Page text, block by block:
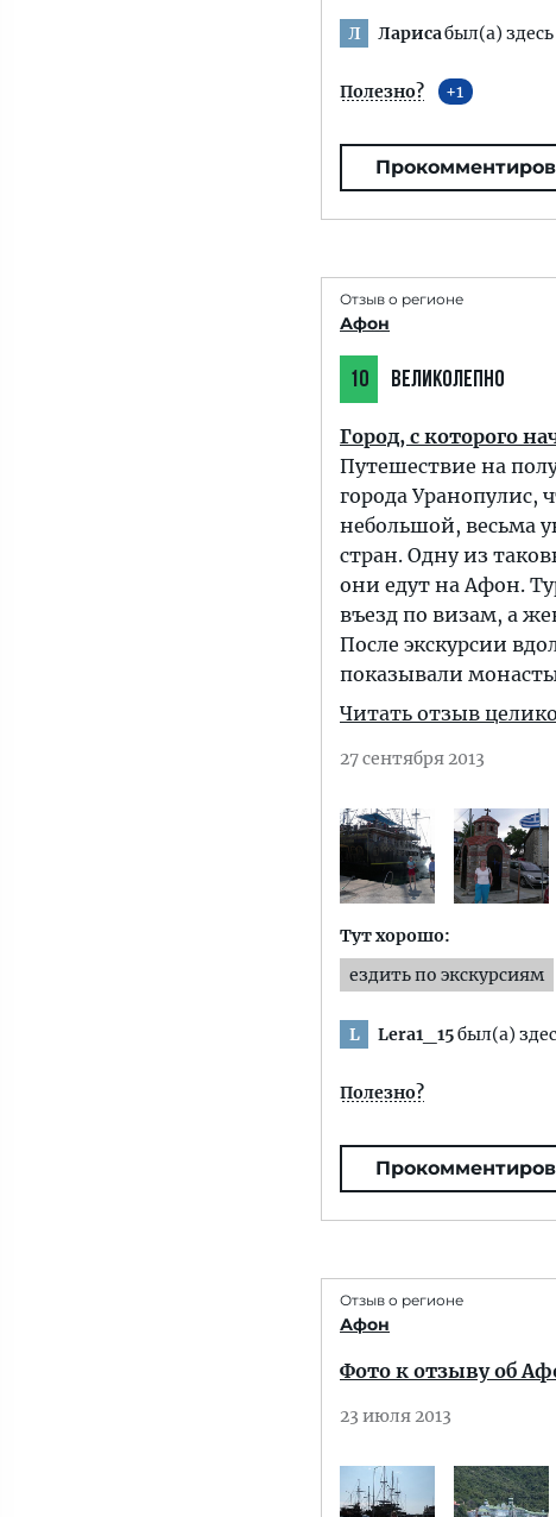
Л Ларисабыл(а)
Полезно? 1
Отзыв о регионе
Афон
10 ВЕЛИКОЛЕПНО
Город, с которого
Путешествие на
города Уранопулис,
небольшой, весьма
стран. Одну из
они едут на Афон.
въезд по визам, а
После экскурсии
показывали
Читать отзыв
27 сентября 2013
Тут хорошо:
ездить по экскурсиям
L Lera1_15был(а)
Полезно?
Отзыв о регионе
Афон
Фото к отзыву об
23 июля 2013